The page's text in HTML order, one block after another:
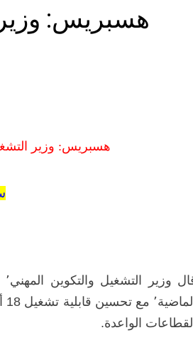
هسبريس: وزير
هسبريس: وزير التشغيل
الواعدة.